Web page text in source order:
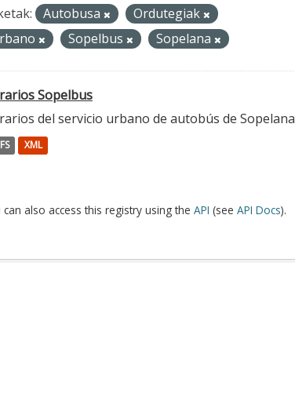
Autobusa
Ordutegiak
Sopelbus Sopelana
Sopelbus
del servicio urbano de autobús de Sopelana
XML
can also access this registry using the API (see API Docs).